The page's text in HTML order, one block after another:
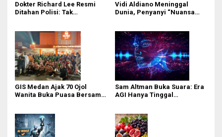
Dokter Richard Lee Resmi
Ditahan Polisi: Tak
Vidi Aldiano Meninggal
Dunia, Penyanyi “Nuansa
GIS Medan Ajak 70 Ojol
Wanita Buka Puasa Bersama,
Sam Altman Buka Suara: Era
AGI Hanya Tinggal
Lahir